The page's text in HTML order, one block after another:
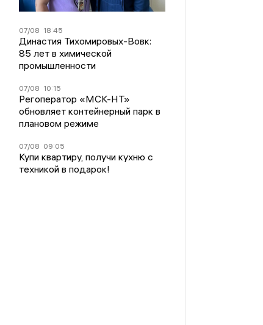
07/08 18:45
Династия Тихомировых-Вовк:
85 лет в химической
промышленности
07/08 10:15
Регоператор «МСК-НТ»
обновляет контейнерный парк в
плановом режиме
07/08 09:05
Купи квартиру, получи кухню с
техникой в подарок!